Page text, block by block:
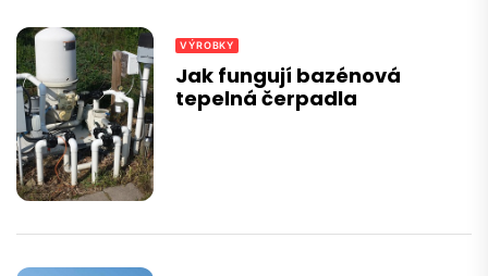
VÝROBKY
Jak fungují bazénová
tepelná čerpadla